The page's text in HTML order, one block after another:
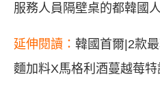
服務人員隔壁桌的都韓國人
延伸閱讀： 韓國首爾|2款
麵加料X馬格利酒蔓越莓特